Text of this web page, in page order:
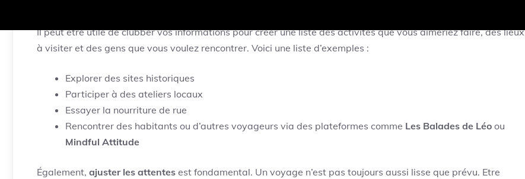
Il peut être utile de clubber vos informations pour créer une liste des activités que vous aimeriez faire, des lieux
à visiter et des gens que vous voulez rencontrer. Voici une liste d’exemples :
Explorer des sites historiques
Participer à des ateliers locaux
Essayer la nourriture de rue
Rencontrer des habitants ou d’autres voyageurs via des plateformes comme Les Balades de Léo ou
Mindful Attitude
Également, ajuster les attentes est fondamental. Un voyage n’est pas toujours aussi lisse que prévu. Etre